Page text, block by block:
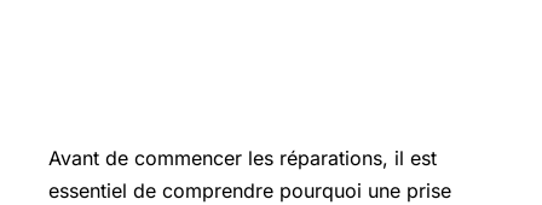
Avant de commencer les réparations, il est
essentiel de comprendre pourquoi une prise